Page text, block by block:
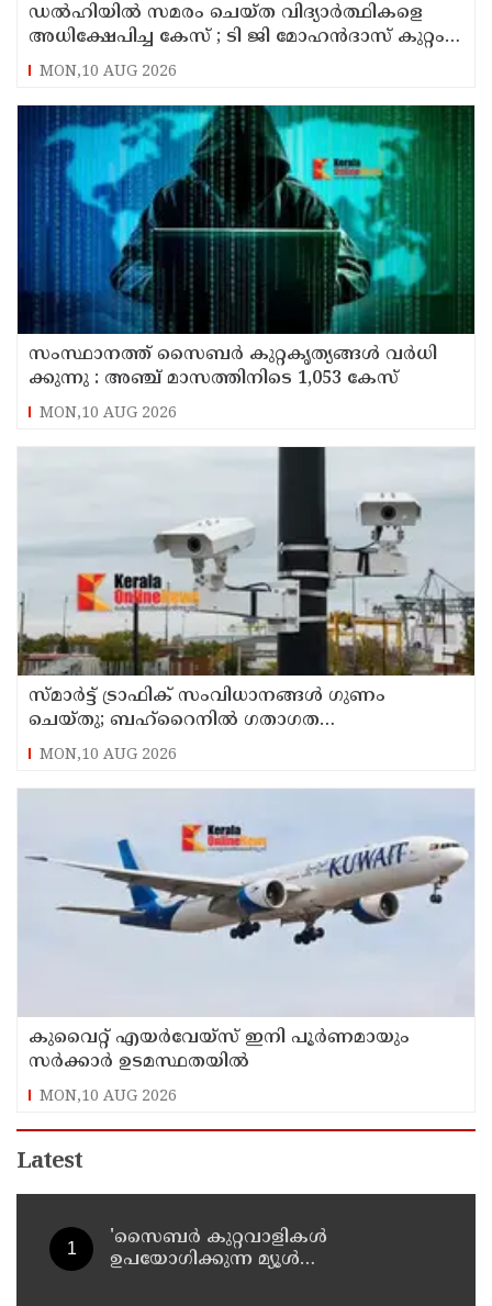
ഡൽഹിയിൽ സമരം ചെയ്ത വിദ്യാർത്ഥികളെ
അധിക്ഷേപിച്ച കേസ് ; ടി ജി മോഹൻദാസ് കുറ്റം
സമ്മതിച്ചു
MON,10 AUG 2026
സം​സ്ഥാ​ന​ത്ത് സൈ​ബ​ര്‍ കു​റ്റ​കൃ​ത്യ​ങ്ങ​ൾ വ​ർ​ധി​
ക്കു​ന്നു : അഞ്ച്​ മാസത്തിനിടെ 1,053 കേസ്
MON,10 AUG 2026
സ്മാര്‍ട്ട് ട്രാഫിക് സംവിധാനങ്ങള്‍ ഗുണം
ചെയ്തു; ബഹ്‌റൈനില്‍ ഗതാഗത
നിയമലംഘനങ്ങളും അപകടങ്ങളും കുറഞ്ഞു
MON,10 AUG 2026
കുവൈറ്റ് എയര്‍വേയ്സ് ഇനി പൂര്‍ണമായും
സര്‍ക്കാര്‍ ഉടമസ്ഥതയില്‍
MON,10 AUG 2026
Latest
'സൈബര്‍ കുറ്റവാളികള്‍
ഉപയോഗിക്കുന്ന മ്യൂള്‍